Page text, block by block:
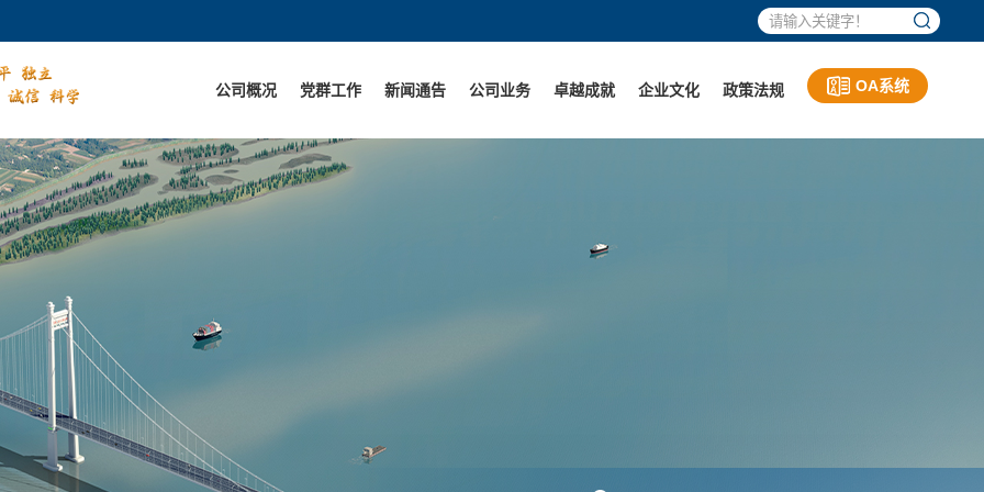
公司概况 党群工作 新闻通告 公司业务 卓越成就 企业文化 政策法规 OA系统